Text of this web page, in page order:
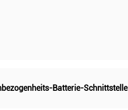
Batterie-Schnittstelle